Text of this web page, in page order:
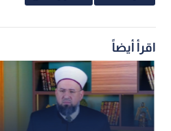
اقرأ أيضاً